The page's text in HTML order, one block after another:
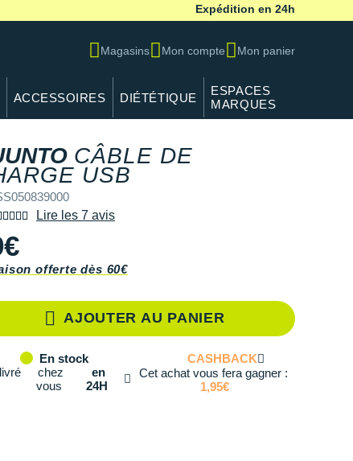
Expédition en 24h
Magasins Mon compte Mon panier
ACCESSOIRES DIÉTÉTIQUE
ESPACES
MARQUES
CÂBLE DE
USB
Lire les 7 avis
offerte dès 60€
AJOUTER AU PANIER
En stock
livré
chez
vous
en
24H
CASHBACK
Cet achat vous fera gagner :
1,95€